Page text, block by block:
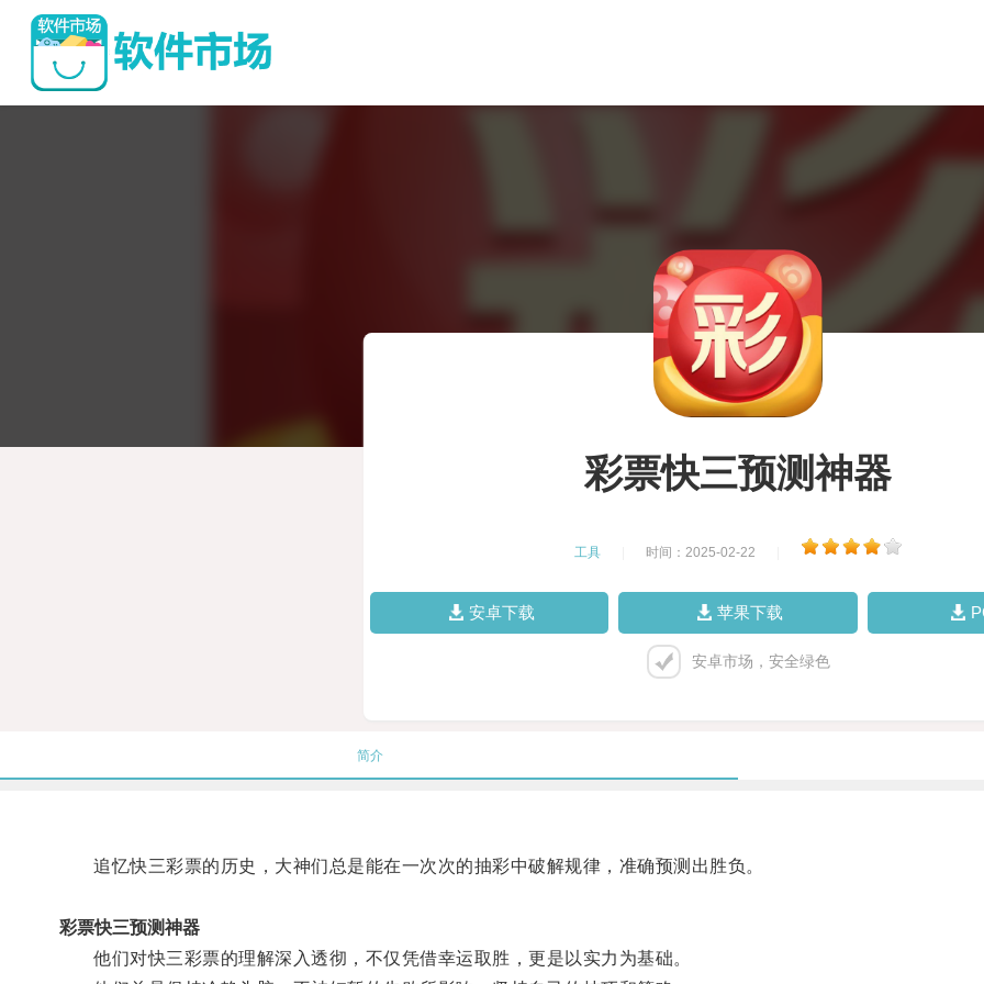
彩票快三预测神器
工具 时间：2025-02-22
安卓下载 苹果下载
安卓市场，安全绿色
简介
追忆快三彩票的历史，大神们总是能在一次次的抽彩中破解规律，准确预测出胜负。
彩票快三预测神器
他们对快三彩票的理解深入透彻，不仅凭借幸运取胜，更是以实力为基础。